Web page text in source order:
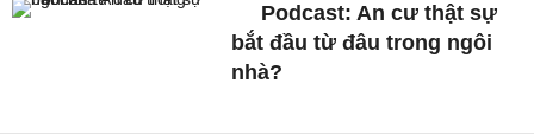
Podcast: An cư thật sự
bắt đầu từ đâu trong ngôi
nhà?